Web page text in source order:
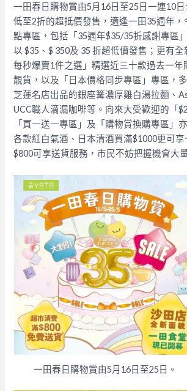
一田春日購物賞由5月16日至25日一連10日
低至2折的超抵價發售，適逢一田35週年，
點專區，包括「35週年$35/35折感謝專區
以 $35、$ 350及 35 折超低價發售；更有
每秒爆賣1件之選」精選近三十款過去一年
靚貨，以及「日本價格同步專區」專區，
芝蓮名店出品的銀座篝濃厚雞白湯拉麵、
UCC職人滴漏咖啡等。向來大受歡迎的「
「買一送一專區」及「購物賞換購專區」
各款紅白氣酒、日本清酒買滿$1000更可
$800可享送貨服務，市民不妨把握機會大
一田春日購物賞由5月16日至25日。